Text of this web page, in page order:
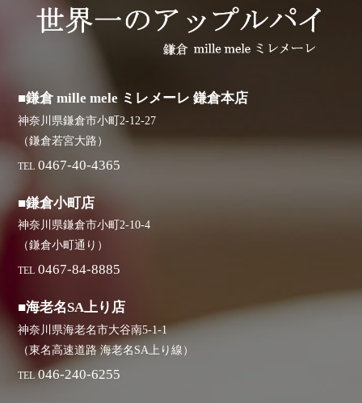
■鎌倉 mille mele ミレメーレ 鎌倉本店
神奈川県鎌倉市小町2-12-27
（鎌倉若宮大路）
TEL 0467-40-4365
■鎌倉小町店
神奈川県鎌倉市小町2-10-4
（鎌倉小町通り）
TEL 0467-84-8885
■海老名SA上り店
神奈川県海老名市大谷南5-1-1
（東名高速道路 海老名SA上り線）
TEL 046-240-6255